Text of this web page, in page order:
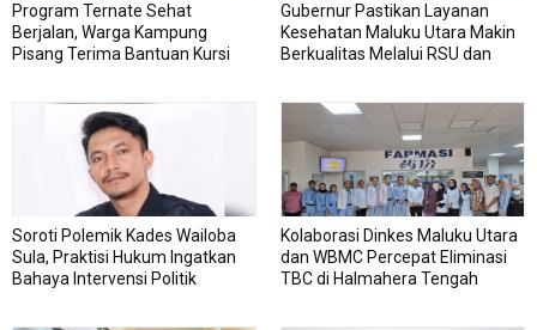
Program Ternate Sehat
Berjalan, Warga Kampung
Pisang Terima Bantuan Kursi
Gubernur Pastikan Layanan
Kesehatan Maluku Utara Makin
Berkualitas Melalui RSU dan
Soroti Polemik Kades Wailoba
Sula, Praktisi Hukum Ingatkan
Bahaya Intervensi Politik
Kolaborasi Dinkes Maluku Utara
dan WBMC Percepat Eliminasi
TBC di Halmahera Tengah